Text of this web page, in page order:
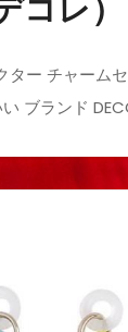
コレ）
ター チャー
ブランド